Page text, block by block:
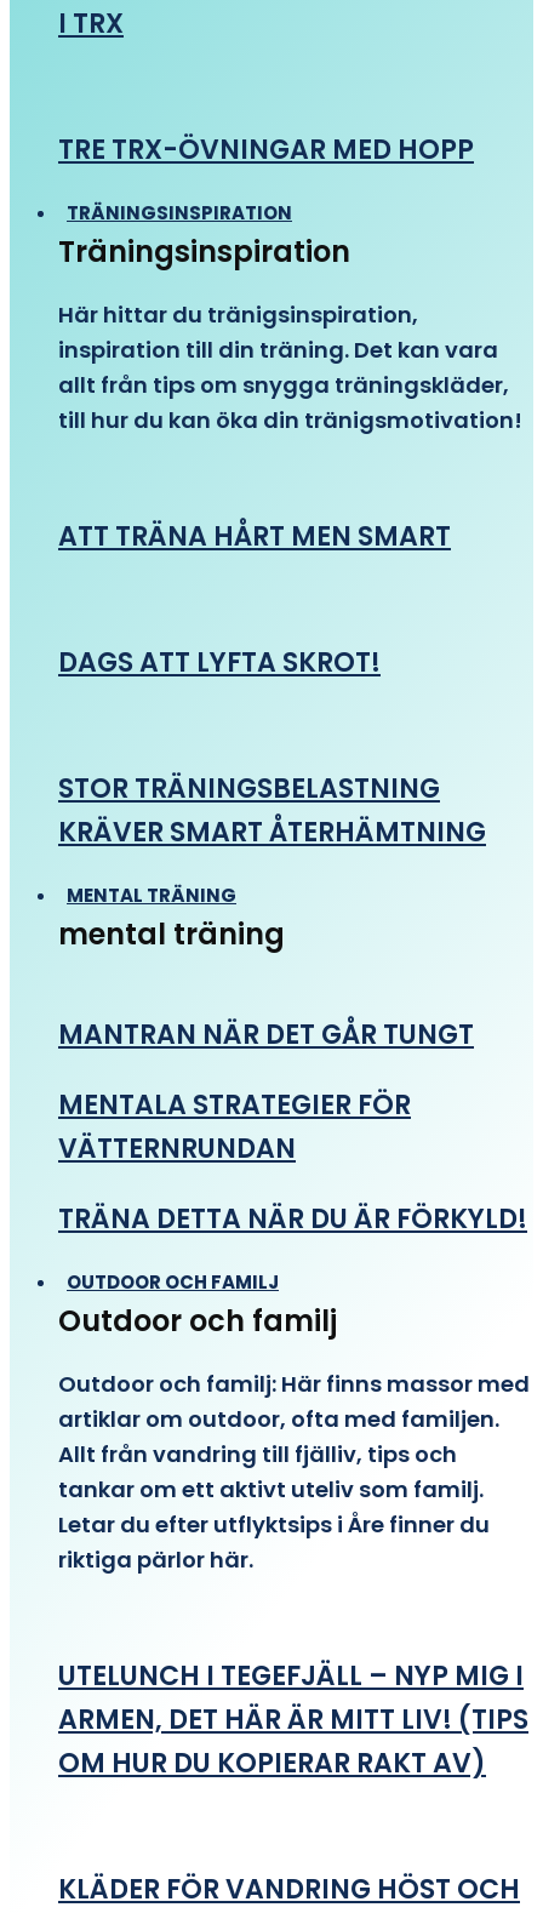
I TRX
TRE TRX-ÖVNINGAR MED HOPP
TRÄNINGSINSPIRATION
Träningsinspiration
Här hittar du tränigsinspiration,
inspiration till din träning. Det kan vara
allt från tips om snygga träningskläder,
till hur du kan öka din tränigsmotivation!
ATT TRÄNA HÅRT MEN SMART
DAGS ATT LYFTA SKROT!
STOR TRÄNINGSBELASTNING
KRÄVER SMART ÅTERHÄMTNING
MENTAL TRÄNING
mental träning
MANTRAN NÄR DET GÅR TUNGT
MENTALA STRATEGIER FÖR
VÄTTERNRUNDAN
TRÄNA DETTA NÄR DU ÄR FÖRKYLD!
OUTDOOR OCH FAMILJ
Outdoor och familj
Outdoor och familj: Här finns massor med
artiklar om outdoor, ofta med familjen.
Allt från vandring till fjälliv, tips och
tankar om ett aktivt uteliv som familj.
Letar du efter utflyktsips i Åre finner du
riktiga pärlor här.
UTELUNCH I TEGEFJÄLL – NYP MIG I
ARMEN, DET HÄR ÄR MITT LIV! (TIPS
OM HUR DU KOPIERAR RAKT AV)
KLÄDER FÖR VANDRING HÖST OCH